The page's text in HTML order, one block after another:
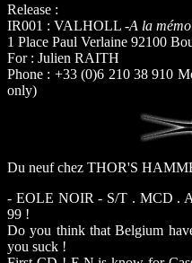
Release :
IR001 : VALHOLL -A la
1 Place Paul Verlaine 92100
For : Julien RAITH
Phone : +33 (0)6 210 38 910
only)
Du neuf chez THOR'S
- EOLE NOIR - S/T . MCD .
99 !
Do you think that Belgium
you suck !